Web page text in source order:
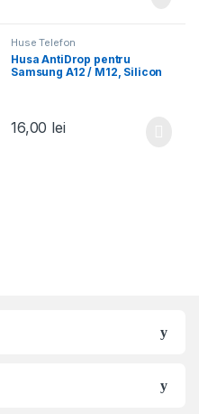
Huse Telefon
Husa AntiDrop pentru
Samsung A12 / M12, Silicon
16,00 lei